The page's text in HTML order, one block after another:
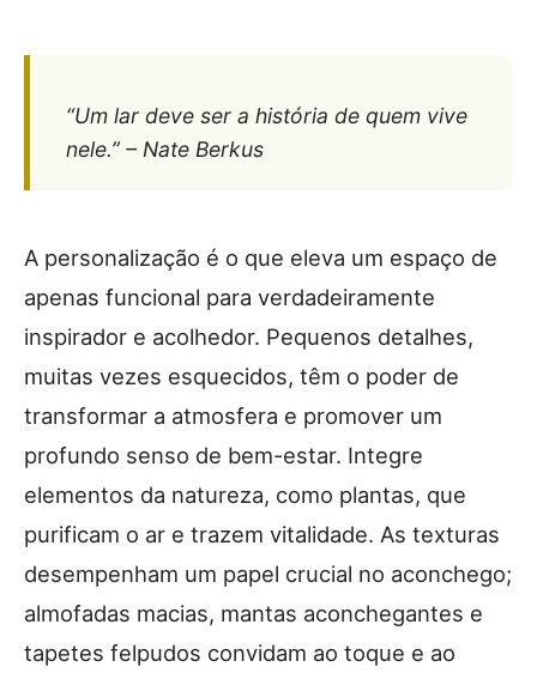
“Um lar deve ser a história de quem vive
nele.” – Nate Berkus
A personalização é o que eleva um espaço de
apenas funcional para verdadeiramente
inspirador e acolhedor. Pequenos detalhes,
muitas vezes esquecidos, têm o poder de
transformar a atmosfera e promover um
profundo senso de bem-estar. Integre
elementos da natureza, como plantas, que
purificam o ar e trazem vitalidade. As texturas
desempenham um papel crucial no aconchego;
almofadas macias, mantas aconchegantes e
tapetes felpudos convidam ao toque e ao